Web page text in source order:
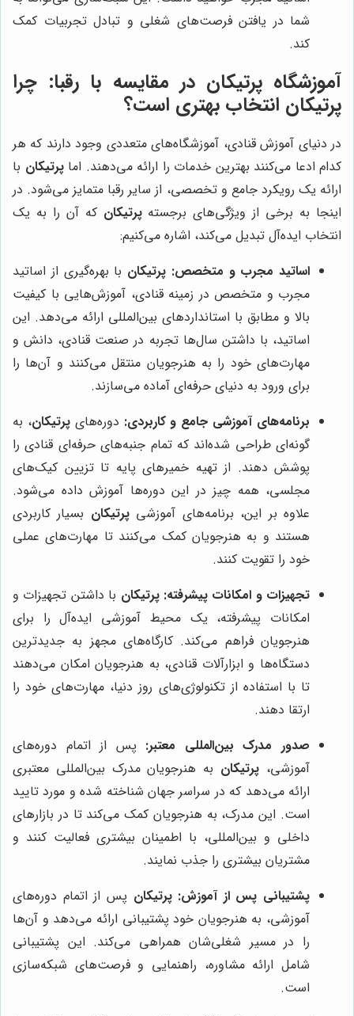
شما در یافتن فرصت‌های شغلی و تبادل تجربیات کمک
کند.
آموزشگاه پرتیکان در مقایسه با رقبا: چرا
پرتیکان انتخاب بهتری است؟
در دنیای آموزش قنادی، آموزشگاه‌های متعددی وجود دارند که هر
کدام ادعا می‌کنند بهترین خدمات را ارائه می‌دهند. اماپرتیکان با
ارائه یک رویکرد جامع و تخصصی، از سایر رقبا متمایز می‌شود. در
اینجا به برخی از ویژگی‌های برجستهپرتیکان که آن را به یک
انتخاب ایده‌آل تبدیل می‌کند، اشاره می‌کنیم:
اساتید مجرب و متخصص: پرتیکان با بهره‌گیری از اساتید
مجرب و متخصص در زمینه قنادی، آموزش‌هایی با کیفیت
بالا و مطابق با استانداردهای بین‌المللی ارائه می‌دهد. این
اساتید، با داشتن سال‌ها تجربه در صنعت قنادی، دانش و
مهارت‌های خود را به هنرجویان منتقل می‌کنند و آن‌ها را
برای ورود به دنیای حرفه‌ای آماده می‌سازند.
برنامه‌های آموزشی جامع و کاربردی: دوره‌هایپرتیکان، به
گونه‌ای طراحی شده‌اند که تمام جنبه‌های حرفه‌ای قنادی را
پوشش دهند. از تهیه خمیرهای پایه تا تزیین کیک‌های
مجلسی، همه چیز در این دوره‌ها آموزش داده می‌شود.
علاوه بر این، برنامه‌های آموزشیپرتیکان بسیار کاربردی
هستند و به هنرجویان کمک می‌کنند تا مهارت‌های عملی
خود را تقویت کنند.
تجهیزات و امکانات پیشرفته: پرتیکان با داشتن تجهیزات و
امکانات پیشرفته، یک محیط آموزشی ایده‌آل را برای
هنرجویان فراهم می‌کند. کارگاه‌های مجهز به جدیدترین
دستگاه‌ها و ابزارآلات قنادی، به هنرجویان امکان می‌دهند
تا با استفاده از تکنولوژی‌های روز دنیا، مهارت‌های خود را
ارتقا دهند.
صدور مدرک بین‌المللی معتبر: پس از اتمام دوره‌های
آموزشی، پرتیکان به هنرجویان مدرک بین‌المللی معتبری
ارائه می‌دهد که در سراسر جهان شناخته شده و مورد تایید
است. این مدرک، به هنرجویان کمک می‌کند تا در بازارهای
داخلی و بین‌المللی، با اطمینان بیشتری فعالیت کنند و
مشتریان بیشتری را جذب نمایند.
پشتیبانی پس از آموزش: پرتیکان پس از اتمام دوره‌های
آموزشی، به هنرجویان خود پشتیبانی ارائه می‌دهد و آن‌ها
را در مسیر شغلی‌شان همراهی می‌کند. این پشتیبانی
شامل ارائه مشاوره، راهنمایی و فرصت‌های شبکه‌سازی
است.